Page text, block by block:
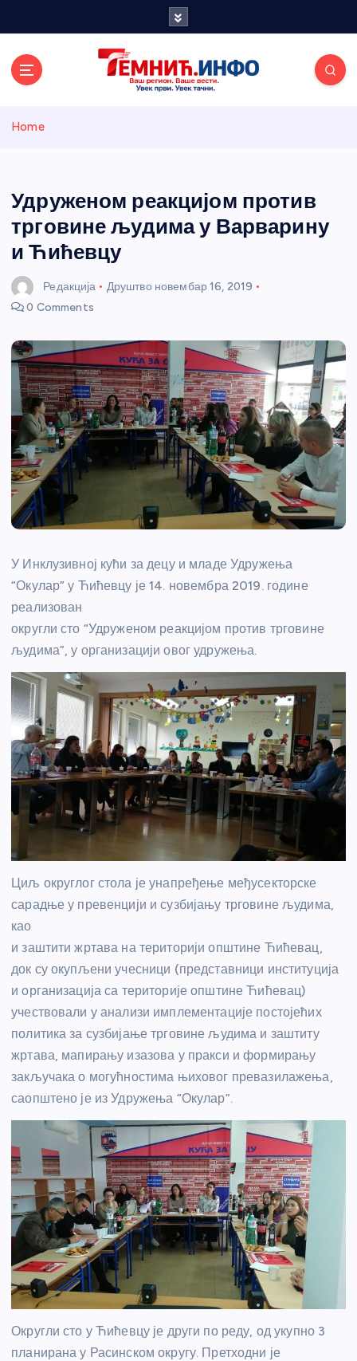
и портал
Home
Удруженом реакцијом против
трговине људима у Варварину
и Ћићевцу
Редакција Друштво новембар 16, 2019
0 Comments
У Инклузивној кући за децу и младе Удружења
“Окулар” у Ћићевцу је 14. новембра 2019. године
реализован
округли сто “Удруженом реакцијом против трговине
људима”, у организацији овог удружења.
Циљ округлог стола је унапређење међусекторске
сарадње у превенцији и сузбијању трговине људима,
као
и заштити жртава на територији општине Ћићевац,
док су окупљени учесници (представници институција
и организација са територије општине Ћићевац)
учествовали у анализи имплементације постојећих
политика за сузбијање трговине људима и заштиту
жртава, мапирању изазова у пракси и формирању
закључака о могућностима њиховог превазилажења,
саопштено је из Удружења “Окулар”.
Округли сто у Ћићевцу је други по реду, од укупно 3
планирана у Расинском округу. Претходни је